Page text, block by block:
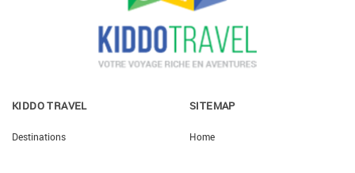
KIDDO TRAVEL
Destinations
SITEMAP
Home